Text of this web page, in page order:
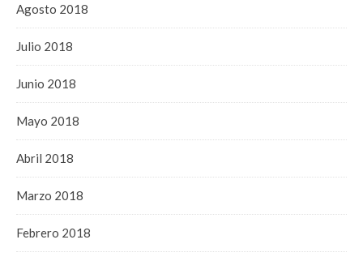
Agosto 2018
Julio 2018
Junio 2018
Mayo 2018
Abril 2018
Marzo 2018
Febrero 2018